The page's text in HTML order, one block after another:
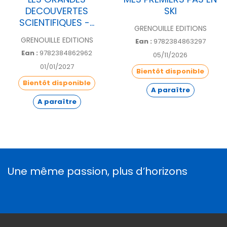
DECOUVERTES
SCIENTIFIQUES -...
GRENOUILLE EDITIONS
Ean : 9782384862962
01/01/2027
Bientôt disponible
A paraître
SKI
GRENOUILLE EDITIONS
Ean : 9782384863297
05/11/2026
Bientôt disponible
A paraître
Une même passion, plus d’horizons